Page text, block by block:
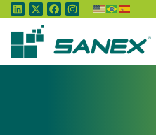
Home » Milho »
Produção de milho pode
IBGE